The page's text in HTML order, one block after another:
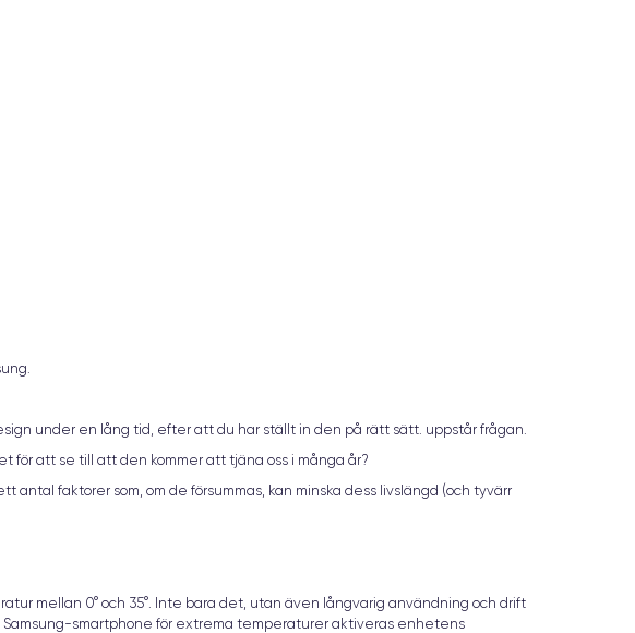
under en lång tid, efter att du har ställt in den på rätt sätt. uppstår frågan.
för att se till att den kommer att tjäna oss i många år?
faktorer som, om de försummas, kan minska dess livslängd (och tyvärr
mellan 0° och 35°. Inte bara det, utan även långvarig användning och drift
smartphone för extrema temperaturer aktiveras enhetens